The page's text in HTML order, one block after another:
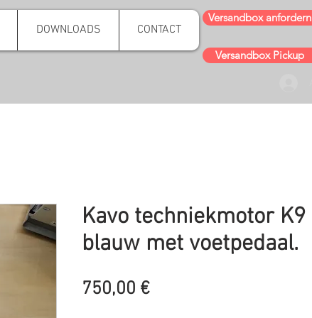
DOWNLOADS CONTACT
Versandbox anfordern
Versandbox Pickup
Kavo techniekmotor K9
blauw met voetpedaal.
750,00 €Preis